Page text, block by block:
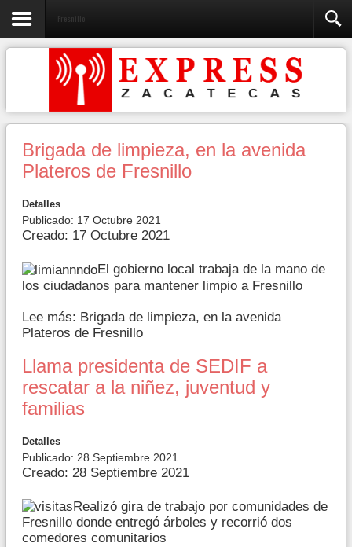
Fresnillo
Brigada de limpieza, en la avenida
Plateros de Fresnillo
Detalles
Publicado: 17 Octubre 2021
Creado: 17 Octubre 2021
El gobierno local trabaja de la mano de
los ciudadanos para mantener limpio a Fresnillo
Lee más: Brigada de limpieza, en la avenida
Plateros de Fresnillo
Llama presidenta de SEDIF a
rescatar a la niñez, juventud y
familias
Detalles
Publicado: 28 Septiembre 2021
Creado: 28 Septiembre 2021
Realizó gira de trabajo por comunidades de
Fresnillo donde entregó árboles y recorrió dos
comedores comunitarios